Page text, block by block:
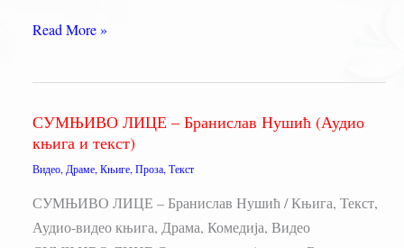
ВОЂА
Радоје
Read More »
СУМЊИВО ЛИЦЕ – Бранислав Нушић (Аудио
књига и текст)
Видео, Драме, Књиге, Проза, Текст
СУМЊИВО ЛИЦЕ – Бранислав Нушић / Књига, Текст,
Аудио-видео књига, Драма, Комедија, Видео